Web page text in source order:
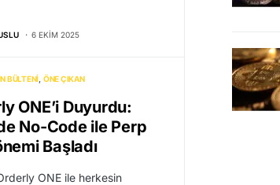
6 EKIM 2025
BÜLTENI ÖNE ÇIKAN
ONE’i Duyurdu:
No-Code ile Perp
Başladı
ONE ile herkesin